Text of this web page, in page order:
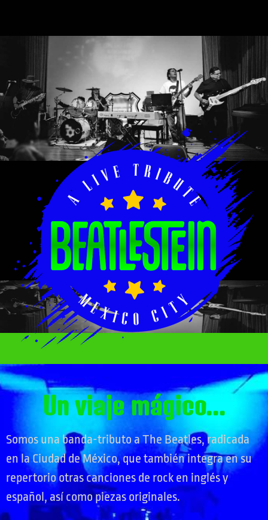
Un viaje mágico...
Somos una banda-tributo a The Beatles, radicada
en la Ciudad de México, que también integra en su
repertorio otras canciones de rock en inglés y
español, así como piezas originales.